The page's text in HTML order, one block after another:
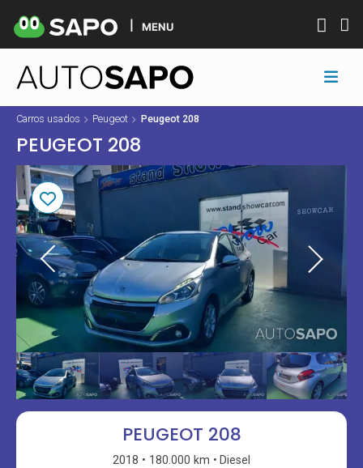
MENU
Carros usados Peugeot Peugeot 208
PEUGEOT 208
PEUGEOT 208
2018 180.000 km
Diesel